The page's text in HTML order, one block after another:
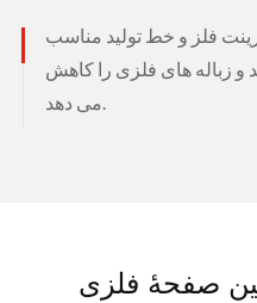
فلز و خط تولید مناسب
زباله های فلزی را کاهش
می دهد.
صفحهٔ فلزی